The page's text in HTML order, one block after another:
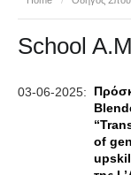
School
03-06-2025:
of